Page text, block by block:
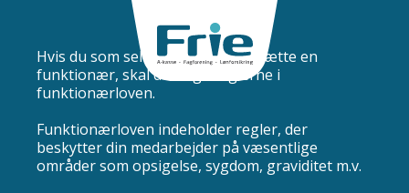
Hvis du som selvstændig skal ansætte en
funktionær, skal du følge reglerne i
funktionærloven.
Funktionærloven indeholder regler, der
beskytter din medarbejder på væsentlige
områder som opsigelse, sygdom, graviditet m.v.